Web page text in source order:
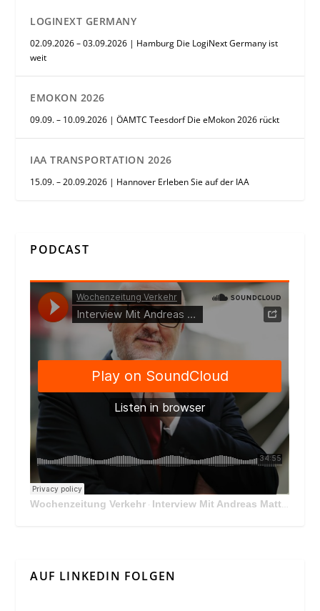
LOGINEXT GERMANY
02.09.2026 – 03.09.2026 | Hamburg Die LogiNext Germany ist
weit
EMOKON 2026
09.09. – 10.09.2026 | ÖAMTC Teesdorf Die eMokon 2026 rückt
IAA TRANSPORTATION 2026
15.09. – 20.09.2026 | Hannover Erleben Sie auf der IAA
PODCAST
Wochenzeitung Verkehr · Interview Mit Andreas Matthä, CEO der ÖBB Holding
AUF LINKEDIN FOLGEN